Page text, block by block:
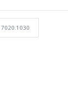
7020.1030